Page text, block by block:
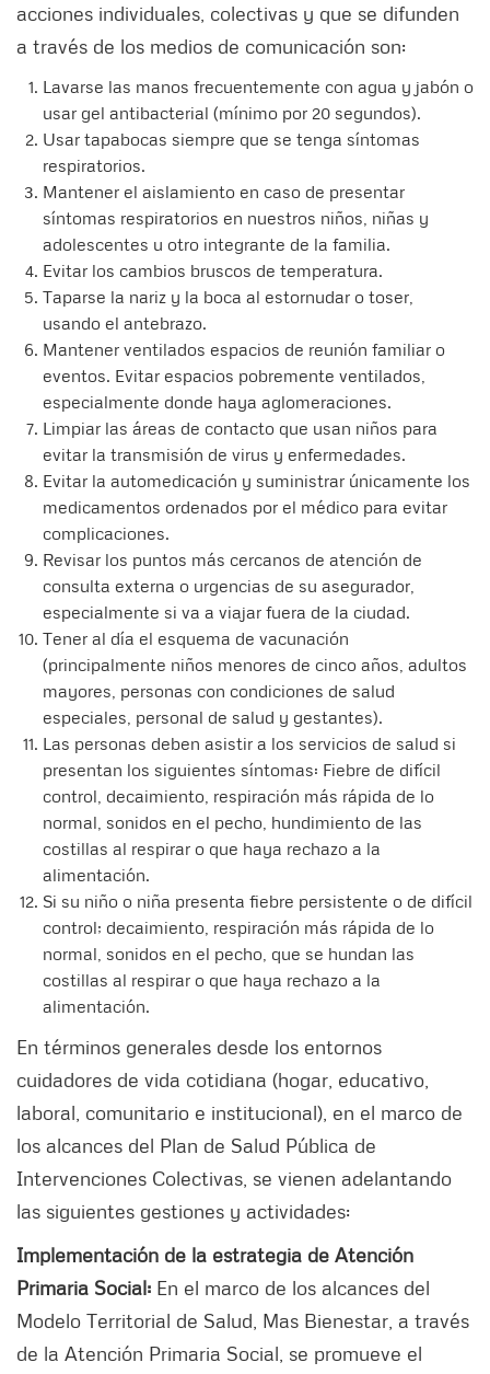
acciones individuales, colectivas y que se difunden
a través de los medios de comunicación son:
Lavarse las manos frecuentemente con agua y jabón o
usar gel antibacterial (mínimo por 20 segundos).
Usar tapabocas siempre que se tenga síntomas
respiratorios.
Mantener el aislamiento en caso de presentar
síntomas respiratorios en nuestros niños, niñas y
adolescentes u otro integrante de la familia.
Evitar los cambios bruscos de temperatura.
Taparse la nariz y la boca al estornudar o toser,
usando el antebrazo.
Mantener ventilados espacios de reunión familiar o
eventos. Evitar espacios pobremente ventilados,
especialmente donde haya aglomeraciones.
Limpiar las áreas de contacto que usan niños para
evitar la transmisión de virus y enfermedades.
Evitar la automedicación y suministrar únicamente los
medicamentos ordenados por el médico para evitar
complicaciones.
Revisar los puntos más cercanos de atención de
consulta externa o urgencias de su asegurador,
especialmente si va a viajar fuera de la ciudad.
Tener al día el esquema de vacunación
(principalmente niños menores de cinco años, adultos
mayores, personas con condiciones de salud
especiales, personal de salud y gestantes).
Las personas deben asistir a los servicios de salud si
presentan los siguientes síntomas: Fiebre de difícil
control, decaimiento, respiración más rápida de lo
normal, sonidos en el pecho, hundimiento de las
costillas al respirar o que haya rechazo a la
alimentación.
Si su niño o niña presenta fiebre persistente o de difícil
control; decaimiento, respiración más rápida de lo
normal, sonidos en el pecho, que se hundan las
costillas al respirar o que haya rechazo a la
alimentación.
En términos generales desde los entornos
cuidadores de vida cotidiana (hogar, educativo,
laboral, comunitario e institucional), en el marco de
los alcances del Plan de Salud Pública de
Intervenciones Colectivas, se vienen adelantando
las siguientes gestiones y actividades:
Implementación de la estrategia de Atención
Primaria Social: En el marco de los alcances del
Modelo Territorial de Salud, Mas Bienestar, a través
de la Atención Primaria Social, se promueve el